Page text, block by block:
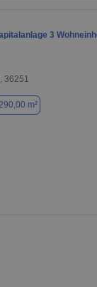
3
36251
m²